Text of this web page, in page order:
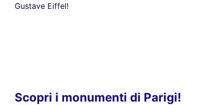
Gustave Eiffel!
Scopri i monumenti di Parigi!